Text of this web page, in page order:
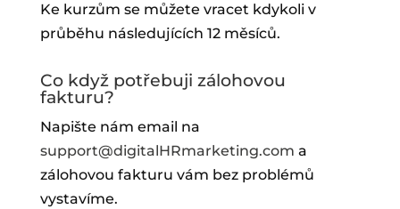
Ke kurzům se můžete vracet kdykoli v
průběhu následujících 12 měsíců.
Co když potřebuji zálohovou
fakturu?
Napište nám email na
support@digitalHRmarketing.com a
zálohovou fakturu vám bez problémů
vystavíme.